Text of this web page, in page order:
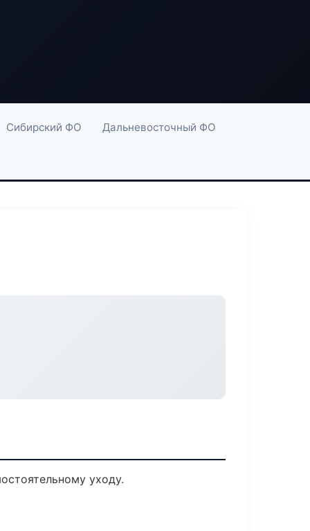
Сибирский ФО Дальневосточный ФО
уходу.